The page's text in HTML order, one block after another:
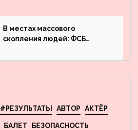
что обсуждают в мире
фигурного катания
В местах массового
скопления людей: ФСБ
террористов, планировавших
#РЕЗУЛЬТАТЫ АВТОР АКТЁР
БАЛЕТ БЕЗОПАСНОСТЬ